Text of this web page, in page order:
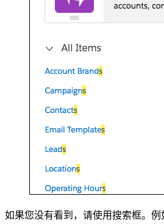
如果您没有看到，请使用搜索框。